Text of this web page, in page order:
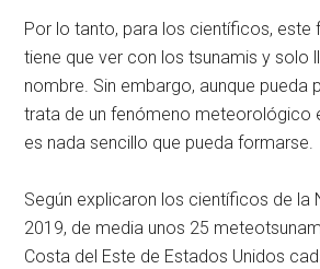
Por lo tanto, para los científicos, este
tiene que ver con los tsunamis y solo
nombre. Sin embargo, aunque pueda
trata de un fenómeno meteorológico
es nada sencillo que pueda formarse.
Según explicaron los científicos de la
2019, de media unos 25
Costa del Este de Estados Unidos